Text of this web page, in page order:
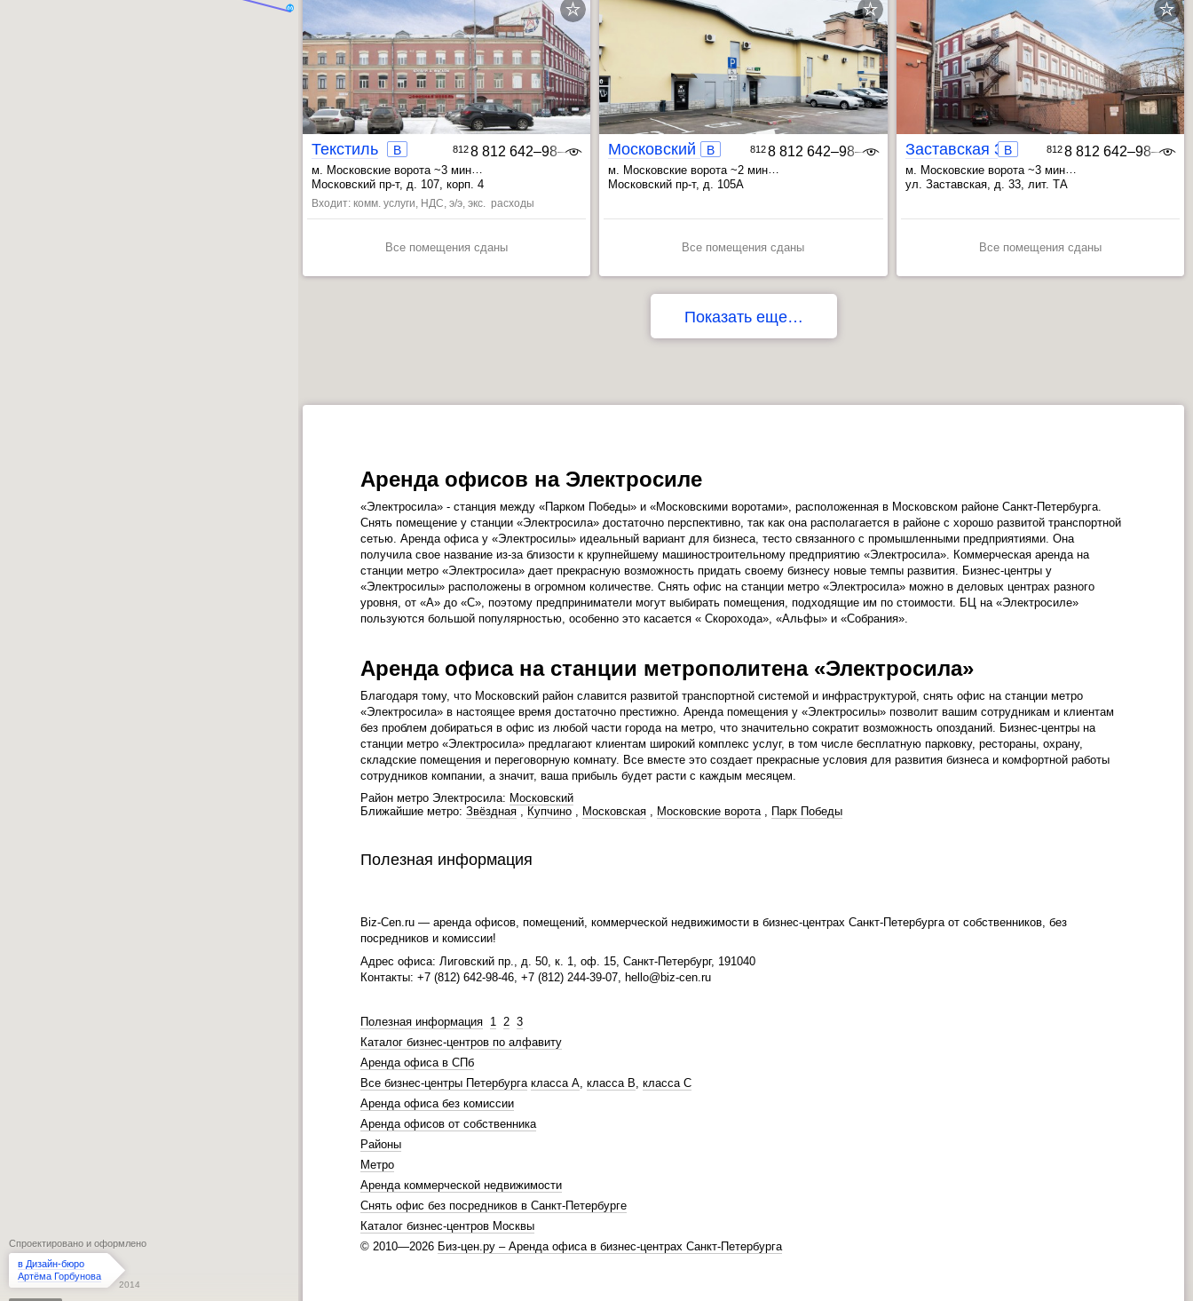
Спроектировано и оформлено
2014
в Дизайн-бюро
Артёма Горбунова
Текстиль B 8128 812 642‒98‒46
м. Московские ворота ~3 мин
, Фрунзенская ~9 мин
, Электросила ~17 мин
Московский пр-т, д. 107, корп. 4
Входит: комм. услуги, НДС, э/э, экс. расходы
Все помещения сданы
Московский 105А
B 812 8 812 642‒98‒46
м. Московские ворота ~2 мин
, Фрунзенская ~7 мин , Электросила ~17 мин
Московский пр-т, д. 105А
Все помещения сданы
Заставская 33 Лит. ТА
B 8128 812 642‒98‒46
м. Московские ворота ~3 мин
, Фрунзенская ~9 мин
, Электросила ~12 мин
ул. Заставская, д. 33, лит. ТА
Все помещения сданы
Показать еще…
Аренда офисов на Электросиле
«Электросила» - станция между «Парком Победы» и «Московскими воротами», расположенная в Московском районе Санкт-Петербурга.
Снять помещение у станции «Электросила» достаточно перспективно, так как она располагается в районе с хорошо развитой транспортной
сетью. Аренда офиса у «Электросилы» идеальный вариант для бизнеса, тесто связанного с промышленными предприятиями. Она
получила свое название из-за близости к крупнейшему машиностроительному предприятию «Электросила». Коммерческая аренда на
станции метро «Электросила» дает прекрасную возможность придать своему бизнесу новые темпы развития. Бизнес-центры у
«Электросилы» расположены в огромном количестве. Снять офис на станции метро «Электросила» можно в деловых центрах разного
уровня, от «А» до «С», поэтому предприниматели могут выбирать помещения, подходящие им по стоимости. БЦ на «Электросиле»
пользуются большой популярностью, особенно это касается « Скорохода», «Альфы» и «Собрания».
Аренда офиса на станции метрополитена «Электросила»
Благодаря тому, что Московский район славится развитой транспортной системой и инфраструктурой, снять офис на станции метро
«Электросила» в настоящее время достаточно престижно. Аренда помещения у «Электросилы» позволит вашим сотрудникам и клиентам
без проблем добираться в офис из любой части города на метро, что значительно сократит возможность опозданий. Бизнес-центры на
станции метро «Электросила» предлагают клиентам широкий комплекс услуг, в том числе бесплатную парковку, рестораны, охрану,
складские помещения и переговорную комнату. Все вместе это создает прекрасные условия для развития бизнеса и комфортной работы
сотрудников компании, а значит, ваша прибыль будет расти с каждым месяцем.
Район метро Электросила: Московский
Ближайшие метро: Звёздная , Купчино , Московская , Московские ворота, Парк Победы
Полезная информация
Biz-Cen.ru — аренда офисов, помещений, коммерческой недвижимости в бизнес-центрах Санкт-Петербурга от собственников, без
посредников и комиссии!
Адрес офиса: Лиговский пр., д. 50, к. 1, оф. 15, Санкт-Петербург, 191040
Контакты: +7 (812) 642-98-46, +7 (812) 244-39-07, hello@biz-cen.ru
Полезная информация 1 2 3
Каталог бизнес-центров по алфавиту
Аренда офиса в СПб
Все бизнес-центры Петербурга класса А, класса В, класса С
Аренда офиса без комиссии
Аренда офисов от собственника
Районы
Метро
Аренда коммерческой недвижимости
Снять офис без посредников в Санкт-Петербурге
Каталог бизнес-центров Москвы
© 2010—2026 Биз-цен.ру – Аренда офиса в бизнес-центрах Санкт-Петербурга